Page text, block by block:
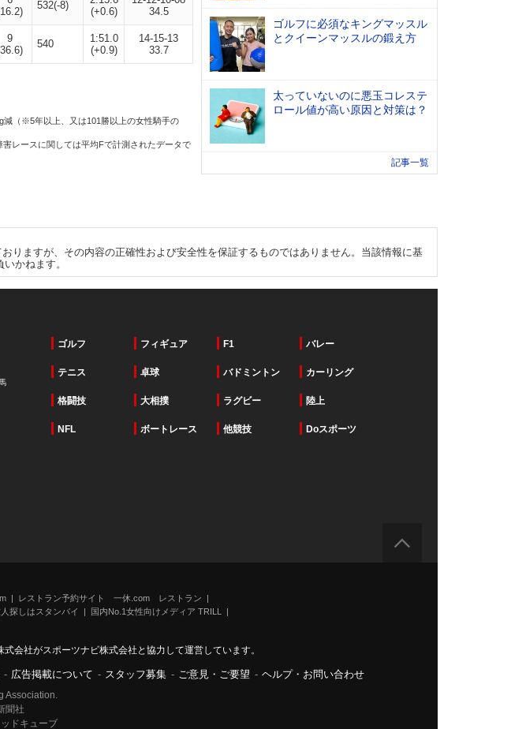
532(-8)
(+0.6)
34.5
9
540
1:51.0
(+0.9)
14-15-13
33.7
減（※5年以上、又は101勝以上の女性騎手の
レースに関しては平均Fで計測されたデータで
ゴルフに必須なキングマッスル
とクイーンマッスルの鍛え方
太っていないのに悪玉コレステ
ロール値が高い原因と対策は？
記事一覧
りますが、その内容の正確性および安全性を保証するものではありません。当該情報に基
かねます。
ゴルフ フィギュア F1 バレー
テニス 卓球 バドミントン カーリング
格闘技 大相撲 ラグビー 陸上
NFL ボートレース 他競技 Doスポーツ
レストラン予約サイト 一休.com レストラン
探しはスタンバイ
国内No.1女性向けメディア TRILL
会社がスポーツナビ株式会社と協力して運営しています。
- 広告掲載について - スタッフ募集 - ご意見・ご要望 - ヘルプ・お問い合わせ
Association.
聞社
ドキューブ